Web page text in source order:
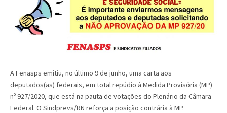
A Fenasps emitiu, no último 9 de junho, uma carta aos
deputados(as) federais, em total repúdio à Medida Provisória (MP)
nº 927/2020, que está na pauta de votações do Plenário da Câmara
Federal. O Sindprevs/RN reforça a posição contrária à MP.